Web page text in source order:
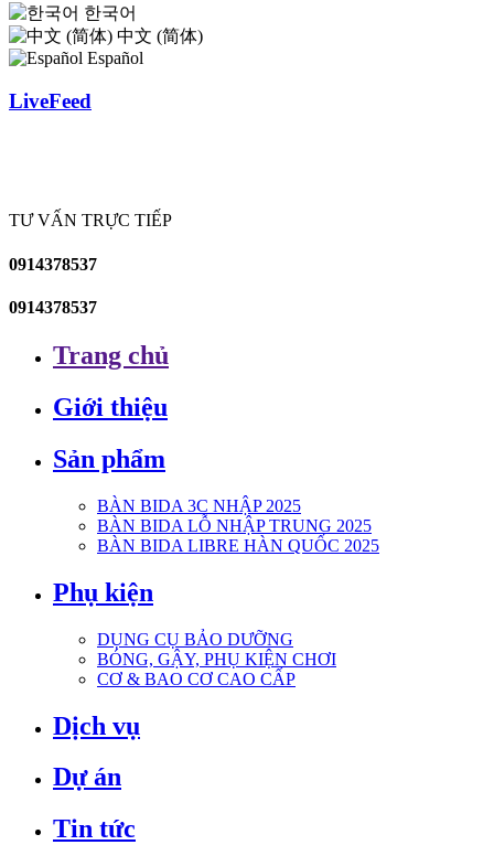
한국어
中文 (简体)
Español
LiveFeed
TƯ VẤN TRỰC TIẾP
0914378537
0914378537
Trang chủ
Giới thiệu
Sản phẩm
BÀN BIDA 3C NHẬP 2025
BÀN BIDA LỖ NHẬP TRUNG 2025
BÀN BIDA LIBRE HÀN QUỐC 2025
Phụ kiện
DỤNG CỤ BẢO DƯỠNG
BÓNG, GẬY, PHỤ KIỆN CHƠI
CƠ & BAO CƠ CAO CẤP
Dịch vụ
Dự án
Tin tức